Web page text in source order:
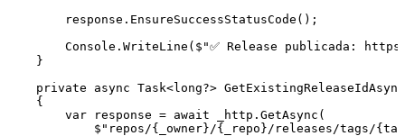
        response
. EnsureSuccessStatusCode ();
        Console
. WriteLine ( $"✅ Release publicada:
    }
    private
async Task<long?> GetExistingReleaseIdAsync
    {
        var
response = await _http . GetAsync (
            $"
repos/{ _owner } /{ _repo } /releases/tags/{